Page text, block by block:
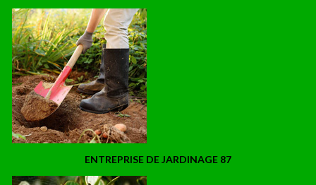
ENTREPRISE DE JARDINAGE 87